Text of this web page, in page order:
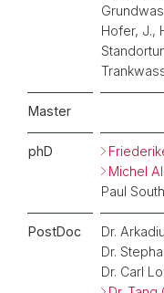
Hofer, J.,
Master
phD
Michel
Paul
PostDoc
Dr.
Dr.
Dr. Carl